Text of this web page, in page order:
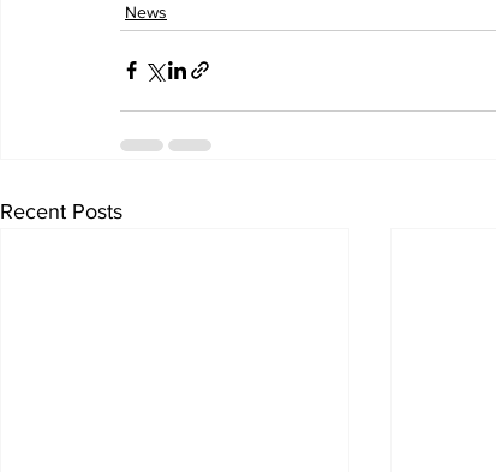
News
Recent Posts